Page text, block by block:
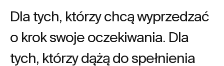
Dla tych, którzy chcą wyprzedzać
o krok swoje oczekiwania. Dla
tych, którzy dążą do spełnienia